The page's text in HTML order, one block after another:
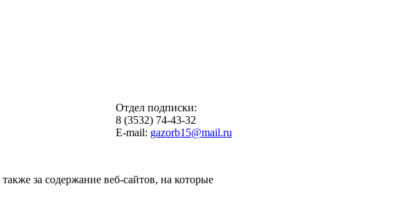
Отдел подписки:
8 (3532) 74-43-32
E-mail: gazorb15@mail.ru
за содержание веб-сайтов, на которые